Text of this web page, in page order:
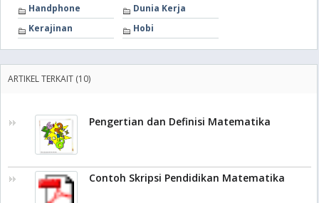
Handphone
Dunia Kerja
Kerajinan
Hobi
ARTIKEL TERKAIT (10)
Pengertian dan Definisi Matematika
Contoh Skripsi Pendidikan Matematika